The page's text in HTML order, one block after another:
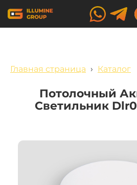
Главная страница › Каталог
Потолочный
Светильник